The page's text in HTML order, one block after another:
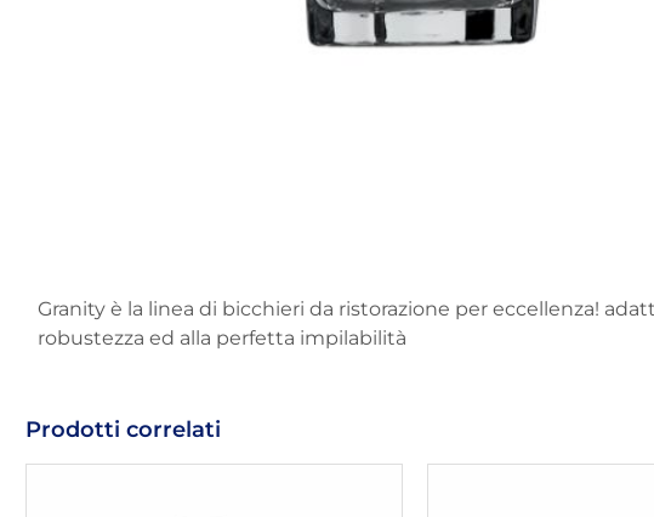
Granity è la linea di bicchieri da ristorazione per eccellenza!
robustezza ed alla perfetta impilabilità
Prodotti correlati